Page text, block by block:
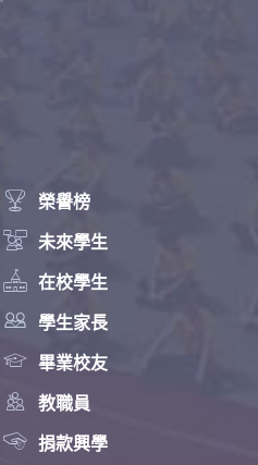
 榮譽榜
 未來學生
 在校學生
 學生家長
 畢業校友
 教職員
 捐款興學